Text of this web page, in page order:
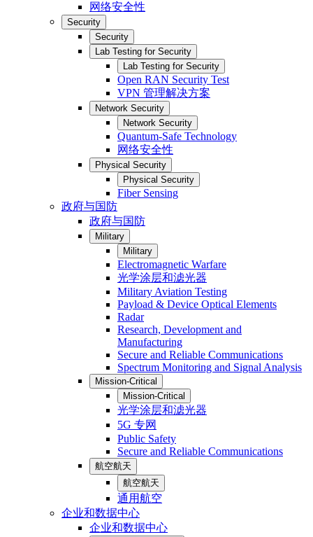
网络安全性
Security
Security
Lab Testing for Security
Lab Testing for Security
Open RAN Security Test
VPN 管理解决方案
Network Security
Network Security
Quantum-Safe Technology
网络安全性
Physical Security
Physical Security
Fiber Sensing
政府与国防
政府与国防
Military
Military
Electromagnetic Warfare
光学涂层和滤光器
Military Aviation Testing
Payload & Device Optical Elements
Radar
Research, Development and
Manufacturing
Secure and Reliable Communications
Spectrum Monitoring and Signal Analysis
Mission-Critical
Mission-Critical
光学涂层和滤光器
5G 专网
Public Safety
Secure and Reliable Communications
航空航天
航空航天
通用航空
企业和数据中心
企业和数据中心